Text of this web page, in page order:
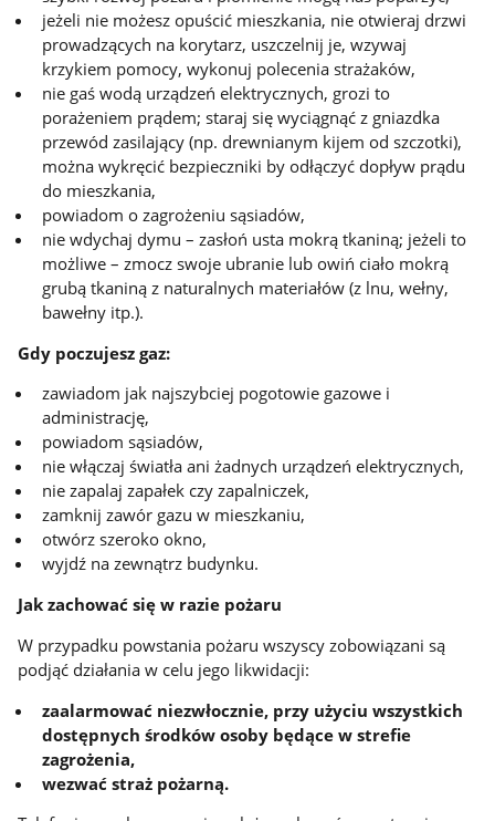
jeżeli nie możesz opuścić mieszkania, nie otwieraj drzwi
prowadzących na korytarz, uszczelnij je, wzywaj
krzykiem pomocy, wykonuj polecenia strażaków,
nie gaś wodą urządzeń elektrycznych, grozi to
porażeniem prądem; staraj się wyciągnąć z gniazdka
przewód zasilający (np. drewnianym kijem od szczotki),
można wykręcić bezpieczniki by odłączyć dopływ prądu
do mieszkania,
powiadom o zagrożeniu sąsiadów,
nie wdychaj dymu – zasłoń usta mokrą tkaniną; jeżeli to
możliwe – zmocz swoje ubranie lub owiń ciało mokrą
grubą tkaniną z naturalnych materiałów (z lnu, wełny,
bawełny itp.).
Gdy poczujesz gaz:
zawiadom jak najszybciej pogotowie gazowe i
administrację,
powiadom sąsiadów,
nie włączaj światła ani żadnych urządzeń elektrycznych,
nie zapalaj zapałek czy zapalniczek,
zamknij zawór gazu w mieszkaniu,
otwórz szeroko okno,
wyjdź na zewnątrz budynku.
Jak zachować się w razie pożaru
W przypadku powstania pożaru wszyscy zobowiązani są
podjąć działania w celu jego likwidacji:
zaalarmować niezwłocznie, przy użyciu wszystkich
dostępnych środków osoby będące w strefie
zagrożenia,
wezwać straż pożarną.